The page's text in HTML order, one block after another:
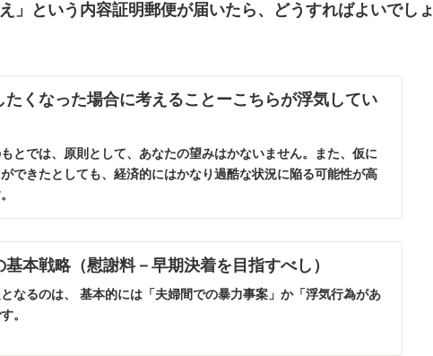
」という内容証明郵便が届いたら、どうすればよいでしょ
たくなった場合に考えることーこちらが浮気してい
とでは、原則として、あなたの望みはかないません。また、仮に
できたとしても、経済的にはかなり過酷な状況に陥る可能性が高
基本戦略（慰謝料－早期決着を目指すべし）
なるのは、 基本的には「夫婦間での暴力事案」か「浮気行為があ
。